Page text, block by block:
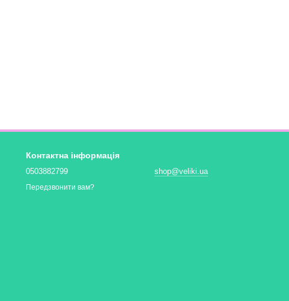
Контактна інформація
0503882799
Передзвонити вам?
shop@veliki.ua